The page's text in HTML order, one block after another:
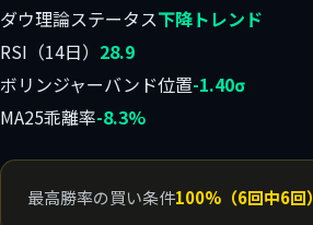
ダウ理論ステータス下降トレンド
RSI（14日） 28.9
ボリンジャーバンド位置-1.40σ
MA25乖離率-8.3%
最高勝率の買い条件100%（6回中6回）